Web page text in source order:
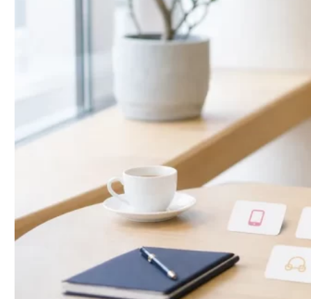
交際クラブ｜審査制で安全・お手当も高水準
出会い系サイト・一般マッチングアプリ｜母
数は多いが見極め必須
高級ラウンジ・ギャラ飲み・知人紹介｜対面
型の選択肢
男性に選ばれるプロフィールの作り方
出会いにつながる写真の選び方
顔合わせにつなげるメッセージ術
出会い方別の危険度を理解する
身バレを防ぐ出会い方の工夫
顔合わせの安全な場所・待ち合わせ方